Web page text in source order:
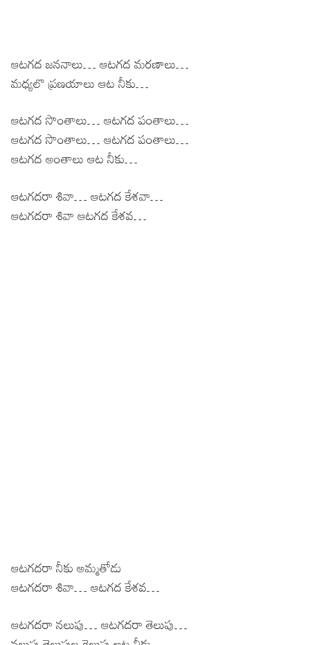
ఆటగద జననాలు… ఆటగద మరణాలు…
మధ్యలొ ప్రణయాలు ఆట నీకు…
ఆటగద సొంతాలు… ఆటగద పంతాలు…
ఆటగద సొంతాలు… ఆటగద పంతాలు…
ఆటగద అంతాలు ఆట నీకు…
ఆటగదరా శివా… ఆటగద కేశవా…
ఆటగదరా శివా ఆటగద కేశవ…
ఆటగదరా నీకు అమ్మతోడు
ఆటగదరా శివా… ఆటగద కేశవ…
ఆటగదరా నలుపు… ఆటగదరా తెలుపు…